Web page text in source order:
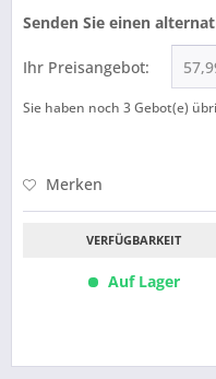
Senden Sie einen
Ihr Preisangebot:
Sie haben noch 3Gebot(e)
Merken
VERFÜGBARKEIT
Auf Lager